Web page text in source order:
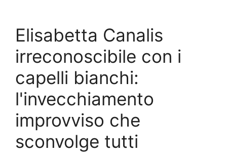
Elisabetta Canalis
irreconoscibile con i
capelli bianchi:
l'invecchiamento
improvviso che
sconvolge tutti